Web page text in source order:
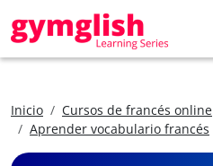
Inicio
Cursos de francés online
Aprender vocabulario francés